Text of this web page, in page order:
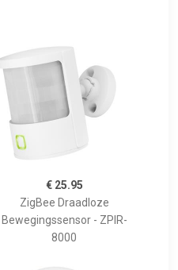
€ 25.95
ZigBee Draadloze
Bewegingssensor - ZPIR-
8000